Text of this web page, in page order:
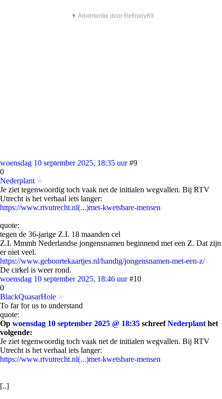
▼ Advertentie door Refinery89
woensdag 10 september 2025, 18:35 uur #9
0
Nederplant
Je ziet tegenwoordig toch vaak net de initialen wegvallen. Bij RTV
Utrecht is het verhaal iets langer:
https://www.rtvutrecht.nl(...)met-kwetsbare-mensen
quote:
tegen de 36-jarige Z.I. 18 maanden cel
Z.I. Mmmh Nederlandse jongensnamen beginnend met een Z. Dat zijn
er niet veel.
https://www.geboortekaartjes.nl/handig/jongensnamen-met-een-z/
De cirkel is weer rond.
woensdag 10 september 2025, 18:46 uur #10
0
BlackQuasarHole
To far for us to understand
quote:
Op woensdag 10 september 2025 @ 18:35 schreefNederplant het
volgende:
Je ziet tegenwoordig toch vaak net de initialen wegvallen. Bij RTV
Utrecht is het verhaal iets langer:
https://www.rtvutrecht.nl(...)met-kwetsbare-mensen
[..]